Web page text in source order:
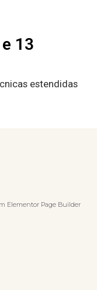
13
estendidas
Elementor Page Builder